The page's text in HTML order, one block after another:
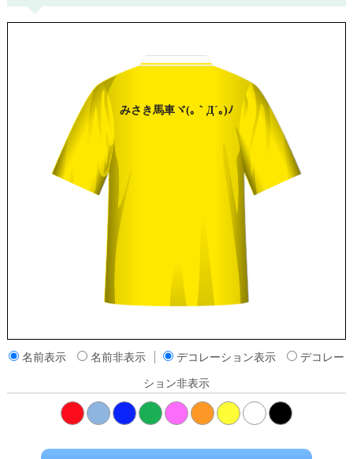
みさき馬車 ヾ(｡｀Д´｡)ﾉ
名前表示 名前非表示 デコレーション表示 デコレー
ション非表示